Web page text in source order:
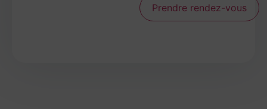
Prendre rendez-vous